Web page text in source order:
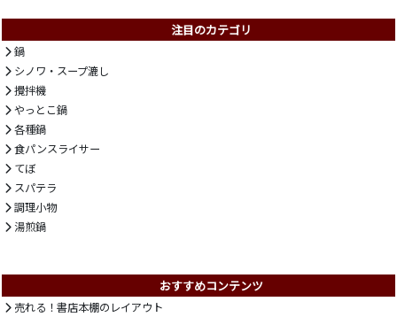
注目のカテゴリ
鍋
シノワ・スープ漉し
攪拌機
やっとこ鍋
各種鍋
食パンスライサー
てぼ
スパテラ
調理小物
湯煎鍋
おすすめコンテンツ
売れる！書店本棚のレイアウト